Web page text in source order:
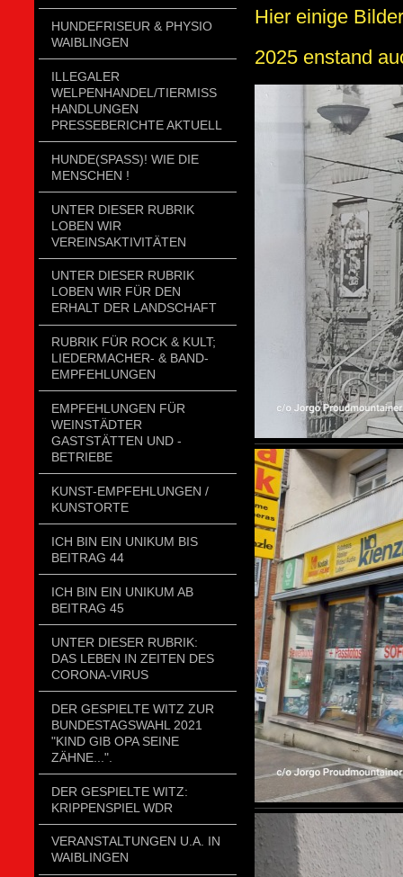
HUNDEFRISEUR & PHYSIO
WAIBLINGEN
ILLEGALER
WELPENHANDEL/TIERMISSH
ANDLUNGEN P
RESSEBERICHTE AKTUELL
HUNDE(SPASS)! WIE DIE
MENSCHEN !
UNTER DIESER RUBRIK
LOBEN WIR
VEREINSAKTIVITÄTEN
UNTER DIESER RUBRIK
LOBEN WIR FÜR DEN
ERHALT DER LANDSCHAFT
RUBRIK FÜR ROCK & KULT;
LIEDERMACHER- & BAND-
EMPFEHLUNGEN
EMPFEHLUNGEN FÜR
WEINSTÄDTER
GASTSTÄTTEN UND -
BETRIEBE
KUNST-EMPFEHLUNGEN /
KUNSTORTE
ICH BIN EIN UNIKUM BIS
BEITRAG 44
ICH BIN EIN UNIKUM AB
BEITRAG 45
UNTER DIESER RUBRIK:
DAS LEBEN IN ZEITEN DES
CORONA-VIRUS
DER GESPIELTE WITZ ZUR
BUNDESTAGSWAHL 2021
"KIND GIB OPA SEINE
ZÄHNE...".
DER GESPIELTE WITZ:
KRIPPENSPIEL WDR
VERANSTALTUNGEN U.A. IN
WAIBLINGEN
Hier einige
2025 enstand